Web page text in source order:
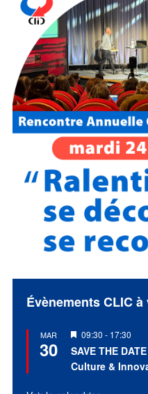
Évènements CLIC
MAR
30
Mis
en
avant
09:30 - 17:30
SAVE THE
Culture &